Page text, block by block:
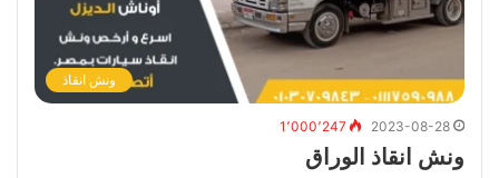
ونش انقاذ
2023-08-28 1٬000٬247
ونش انقاذ الوراق